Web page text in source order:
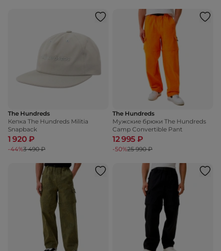
The Hundreds
Кепка The Hundreds Militia
Snapback
1 920 ₽
-44%3 490 ₽
The Hundreds
Мужские брюки The Hundreds
Camp Convertible Pant
12 995 ₽
-50%25 990 ₽